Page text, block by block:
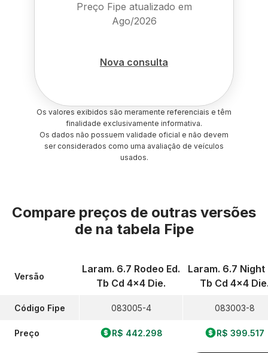
Preço Fipe atualizado em
Ago/2026
Nova consulta
Os valores exibidos são meramente referenciais e têm
finalidade exclusivamente informativa.
Os dados não possuem validade oficial e não devem
ser considerados como uma avaliação de veículos
usados.
Compare preços de outras versões
de na tabela Fipe
Versão
Código Fipe
Preço
Laram. 6.7 Rodeo Ed.
Tb Cd 4x4 Die.
083005-4
R$ 442.298
Laram. 6.7 Night
Tb Cd 4x4
083003-8
R$ 399.517